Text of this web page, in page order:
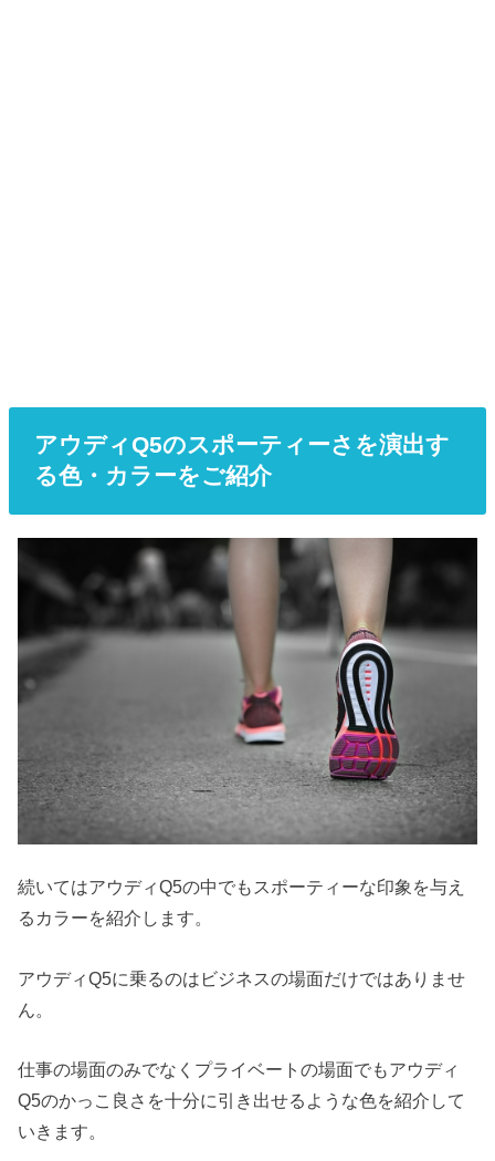
アウディQ5のスポーティーさを演出す
る色・カラーをご紹介
続いてはアウディQ5の中でもスポーティーな印象を与え
るカラーを紹介します。
アウディQ5に乗るのはビジネスの場面だけではありませ
ん。
仕事の場面のみでなくプライベートの場面でもアウディ
Q5のかっこ良さを十分に引き出せるような色を紹介して
いきます。